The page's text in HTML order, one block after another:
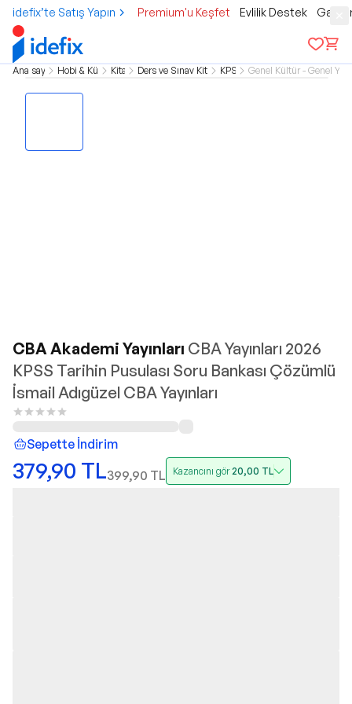
idefix’te Satış Yapın Premium'u Keşfet Evlilik Destek
Ana sayfa Hobi & KültürKitap Ders ve Sınav KitaplarıKPSS Genel Kültür - Genel
CBA Akademi Yayınları CBA Yayınları 2026
KPSS Tarihin Pusulası Soru Bankası Çözümlü
İsmail Adıgüzel CBA Yayınları
Sepette İndirim
379,90 TL399,90 TL Kazancını gör20,00 TL